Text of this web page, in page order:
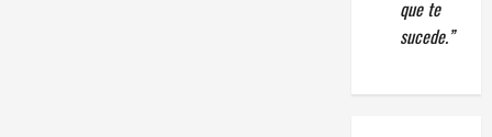
que te
sucede.”